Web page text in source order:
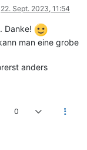
22. Sept. 2023, 11:54
Danke!
man eine grobe
anders
0